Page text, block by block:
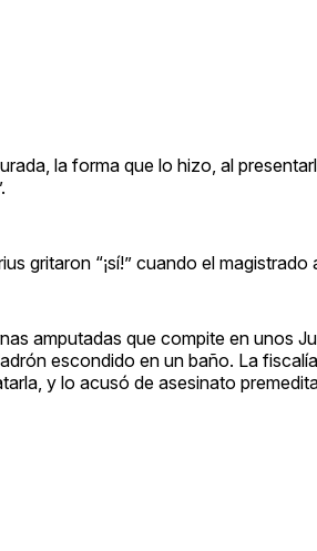
la forma que lo hizo, al
gritaron “¡sí!” cuando el
amputadas que compite en unos
escondido en un baño. La
y lo acusó de asesinato